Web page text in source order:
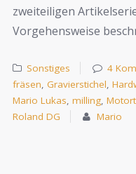
zweiteiligen
Vorgehensweise
Sonstiges 4
fräsen, Gravierstichel,
Mario Lukas, milling,
Roland DG
Mario